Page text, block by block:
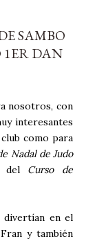
SAMBO
DAN
nosotros, con
interesantes
como para
Nadal de Judo
del Curso de
divertían en el
y también